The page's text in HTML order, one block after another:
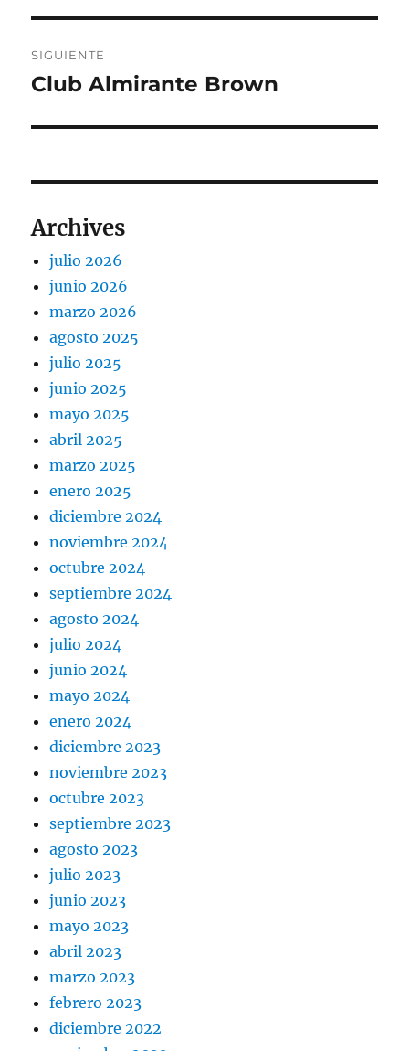
SIGUIENTE
Entrada
Club Almirante Brown
Archives
julio 2026
junio 2026
marzo 2026
agosto 2025
julio 2025
junio 2025
mayo 2025
abril 2025
marzo 2025
enero 2025
diciembre 2024
noviembre 2024
octubre 2024
septiembre 2024
agosto 2024
julio 2024
junio 2024
mayo 2024
enero 2024
diciembre 2023
noviembre 2023
octubre 2023
septiembre 2023
agosto 2023
julio 2023
junio 2023
mayo 2023
abril 2023
marzo 2023
febrero 2023
diciembre 2022